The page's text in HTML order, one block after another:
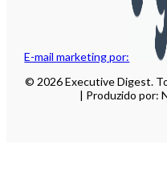
E-mail marketing por:
© 2026 Executive Digest.
| Produzido por: